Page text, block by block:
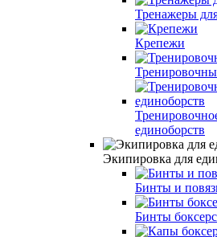
Тренажеры
Крепежи
единоборств
Экипировка для
Бинты и
Бинты